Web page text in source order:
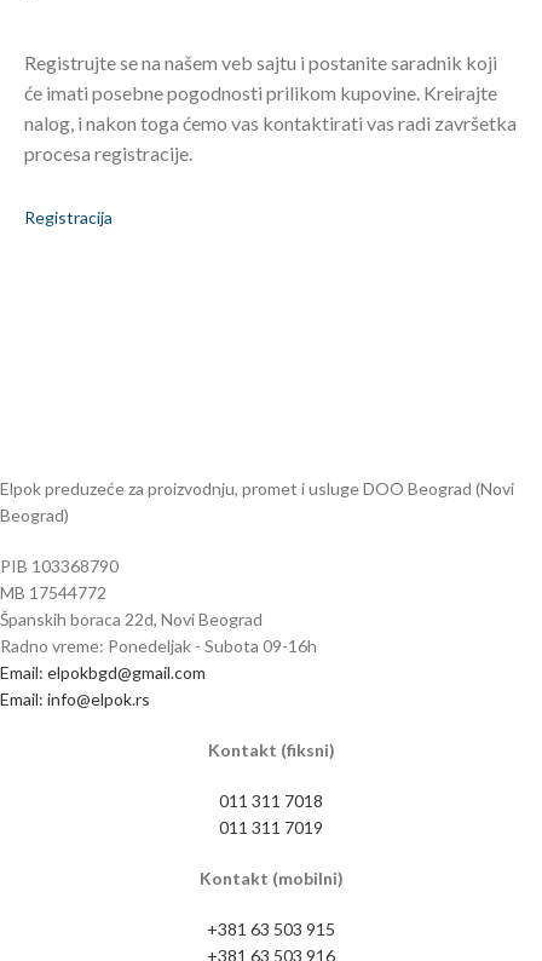
Registrujte se na našem veb sajtu i postanite saradnik koji
će imati posebne pogodnosti prilikom kupovine. Kreirajte
nalog, i nakon toga ćemo vas kontaktirati vas radi završetka
procesa registracije.
Registracija
Elpok preduzeće za proizvodnju, promet i usluge DOO Beograd (Novi
Beograd)
PIB 103368790
MB 17544772
Španskih boraca 22d, Novi Beograd
Radno vreme: Ponedeljak - Subota 09-16h
Email: elpokbgd@gmail.com
Email: info@elpok.rs
Kontakt (fiksni)
011 311 7018
011 311 7019
Kontakt (mobilni)
+381 63 503 915
+381 63 503 916